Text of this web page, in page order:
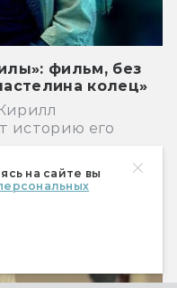
на сайте вы
фильм, без
колец»
историю его